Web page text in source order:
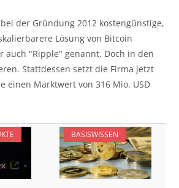
der Gründung 2012 kostengünstige,
Lösung von Bitcoin
auch "Ripple" genannt. Doch in den
Stattdessen setzt die Firma jetzt
einen Marktwert von 316 Mio. USD
BASISWISSEN